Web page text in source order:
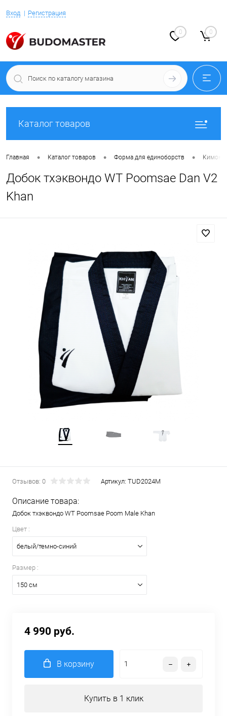
Вход Регистрация
0 0
Каталог товаров
Главная • Каталог товаров • Форма для единоборств • Кимоно
Добок тхэквондо WT Poomsae Dan V2
Khan
Отзывов: 0 Артикул: TUD2024M
Описание товара:
Добок тхэквондо WT Poomsae Poom Male Khan
Цвет :
белый/темно-синий
Размер :
150 см
4 990 руб.
В корзину
Купить в 1 клик